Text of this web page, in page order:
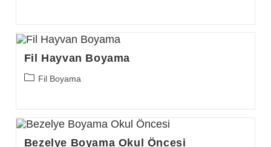
Fil Hayvan Boyama
PostFil Boyama
Bezelye Boyama Okul Öncesi